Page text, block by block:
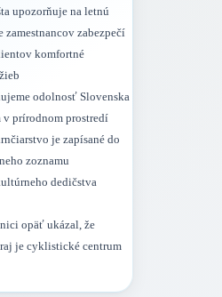
upozorňuje na letnú
zamestnancov zabezpečí
komfortné
odolnosť Slovenska
prírodnom prostredí
je zapísané do
zoznamu
dedičstva
opäť ukázal, že
je cyklistické centrum